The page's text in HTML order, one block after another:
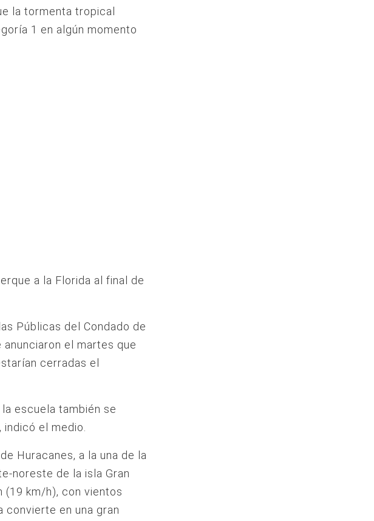
la tormenta tropical
1 en algún momento
a la Florida al final de
Públicas del Condado de
el martes que
cerradas el
escuela también se
el medio.
Huracanes, a la una de la
noreste de la isla Gran
(19 km/h), con vientos
convierte en una gran